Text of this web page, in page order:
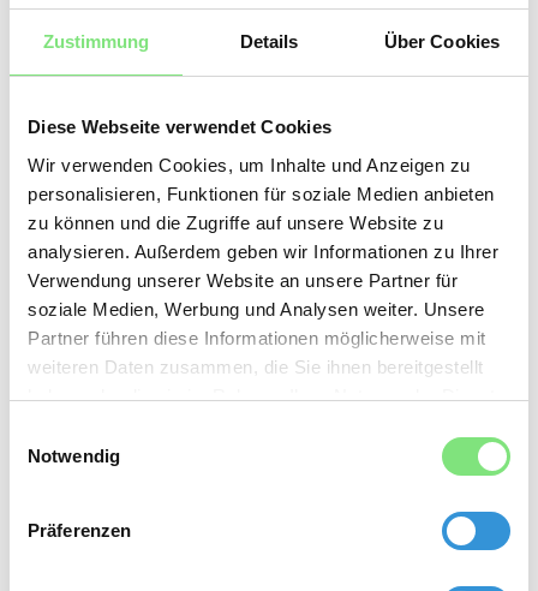
Zustimmung Details Über Cookies
Diese Webseite verwendet Cookies
Wir verwenden Cookies, um Inhalte und Anzeigen zu
personalisieren, Funktionen für soziale Medien anbieten
zu können und die Zugriffe auf unsere Website zu
analysieren. Außerdem geben wir Informationen zu Ihrer
Verwendung unserer Website an unsere Partner für
soziale Medien, Werbung und Analysen weiter. Unsere
Partner führen diese Informationen möglicherweise mit
weiteren Daten zusammen, die Sie ihnen bereitgestellt
haben oder die sie im Rahmen Ihrer Nutzung der Dienste
Notwendig
Präferenzen
Spezialisierung auf die Bereiche
E-Commerce
,Online-Marketing und Data Science
digitalen Führungskräfte zu finden. Mit
unserem erfolgreichen Executives-Search
Konzept fürFührungskräfte und C-Level
erachten wir uns als idealer Partner für
Unternehmen, Geschäftsführer und
Personalentscheider.
Wenn Sie auf der Suche nach den besten
kontaktieren Sie uns noch heute. Wir freuen